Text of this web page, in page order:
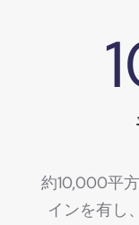
約10,000平
インを有し